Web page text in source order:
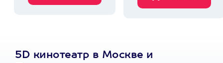
5D кинотеатр в Москве и